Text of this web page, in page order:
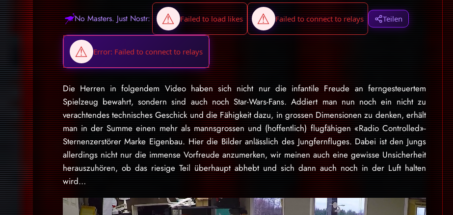
No Masters. Just Nostr: Teilen
Die Herren in folgendem Video haben sich nicht nur die infantile Freude an ferngesteuertem
Spielzeug bewahrt, sondern sind auch noch Star-Wars-Fans. Addiert man nun noch ein nicht zu
verachtendes technisches Geschick und die Fähigkeit dazu, in grossen Dimensionen zu denken, erhält
man in der Summe einen mehr als mannsgrossen und (hoffentlich) flugfähigen «Radio Controlled»-
Sternenzerstörer Marke Eigenbau. Hier die Bilder anlässlich des Jungfernfluges. Dabei ist den Jungs
allerdings nicht nur die immense Vorfreude anzumerken, wir meinen auch eine gewisse Unsicherheit
herauszuhören, ob das riesige Teil überhaupt abhebt und sich dann auch noch in der Luft halten
wird…